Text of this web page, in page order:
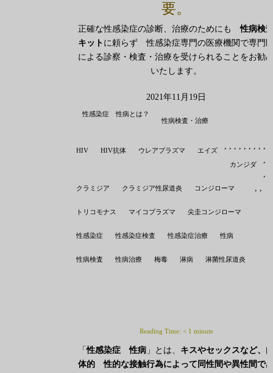
要。
正確な性感染症の診断、治療のためにも性病検
キット に頼らず 性感染症専門の医療機関で専門
による診察・検査・治療を受けられることをお勧
いたします。
2021年11月19日
性感染症 性病とは？
性病検査・治療
HIV ,
HIV抗体 ,
ウレアプラズマ ,
エイズ ,
カンジダ
,
クラミジア
,
クラミジア性尿道炎
,
コンジローマ
,
トリコモナス
,
マイコプラズマ 尖圭コンジローマ
性感染症
,
性感染症検査 性感染症治療 性病
,
性病検査 性病治療 梅毒
,
淋病
,
淋菌性尿道炎
Reading Time: < 1 minute
「性感染症 性病 」とは、 キスやセックスなど、
体的 性的な接触行為によって同性間や異性間で